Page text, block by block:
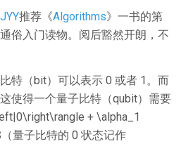
推荐《Algorithms》一书的第
俗入门读物。阅后豁然开朗，不
（bit）可以表示 0 或者 1。而
使得一个量子比特（qubit）需要
+ \alpha_1
量子比特的 0 状态记作